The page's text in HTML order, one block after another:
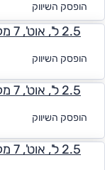
הופסק השיווק
2.5 ל', אוט', 7 מק', Instyle Plus, 2x4
הופסק השיווק
2.5 ל', אוט', 7 מק', Premium Plus, 2x4
הופסק השיווק
2.5 ל', אוט', 7 מק', Luxury Plus, 2x4